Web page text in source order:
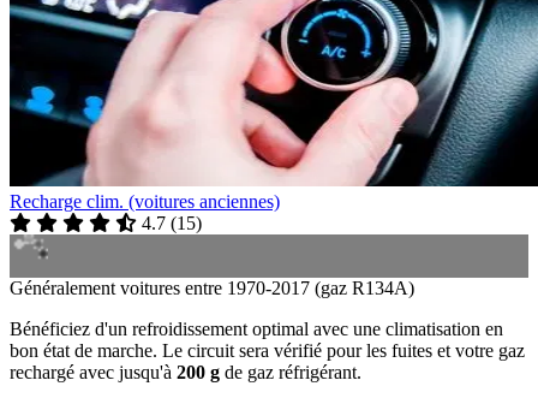
Recharge clim. (voitures anciennes)
4.7 (15)
Généralement voitures entre 1970-2017 (gaz R134A)
Bénéficiez d'un refroidissement optimal avec une climatisation en
bon état de marche. Le circuit sera vérifié pour les fuites et votre gaz
rechargé avec jusqu'à 200 g de gaz réfrigérant.